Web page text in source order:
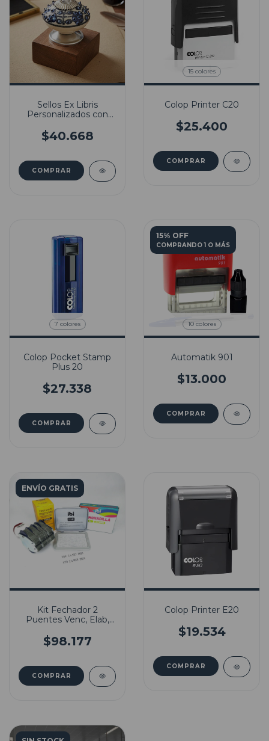
Sellos Ex Libris
Personalizados con
$40.668
COMPRAR
15 colores
Colop Printer C20
$25.400
COMPRAR
7 colores
Colop Pocket Stamp
Plus 20
$27.338
COMPRAR
15% OFF
COMPRANDO 1 O MÁS
10 colores
Automatik 901
$13.000
COMPRAR
ENVÍO GRATIS
Kit Fechador 2
Puentes Venc, Elab,
Indeleble
$98.177
Colop Printer E20
$19.534